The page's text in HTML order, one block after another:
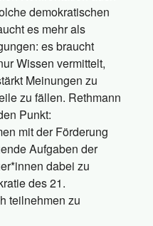
demokratischen
es mehr als
es braucht
Wissen vermittelt,
Meinungen zu
zu fällen. Rethmann
Punkt:
mit der Förderung
Aufgaben der
dabei zu
des 21.
teilnehmen zu